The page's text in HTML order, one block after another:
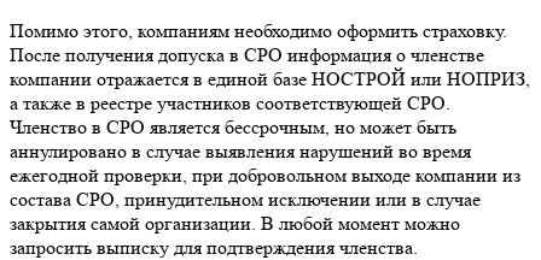
Помимо этого, компаниям необходимо оформить страховку.
После получения допуска в СРО информация о членстве
компании отражается в единой базе НОСТРОЙ или НОПРИЗ,
а также в реестре участников соответствующей СРО.
Членство в СРО является бессрочным, но может быть
аннулировано в случае выявления нарушений во время
ежегодной проверки, при добровольном выходе компании из
состава СРО, принудительном исключении или в случае
закрытия самой организации. В любой момент можно
запросить выписку для подтверждения членства.